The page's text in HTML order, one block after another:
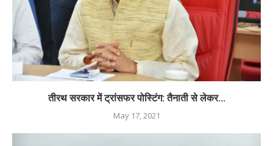
तीरथ सरकार में ट्रांसफर पोस्टिंग: तैनाती से लेकर...
May 17, 2021